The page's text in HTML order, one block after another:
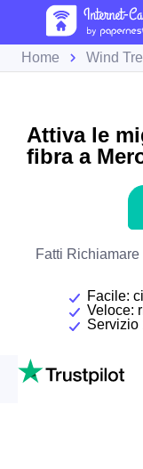
Home Wind Tre